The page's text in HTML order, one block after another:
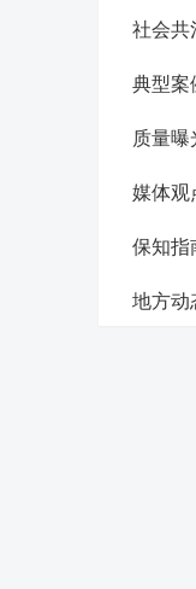
社会共
典型案
质量曝
媒体观
保知指
地方动